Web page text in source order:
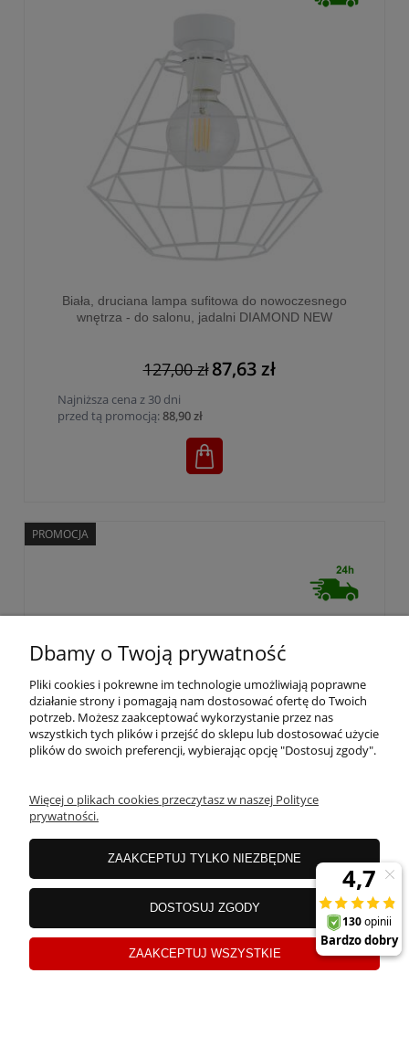
Biała, druciana lampa sufitowa do nowoczesnego
wnętrza - do salonu, jadalni DIAMOND NEW
127,00 zł87,63 zł
Najniższa cena z 30 dni
przed tą promocją:88,90 zł
Biała, kwadratowa lampa sufitowa plafon 25x25cm
do kuchni, przedpokoju CERES LED 10 W - 1316
82,00 zł 57,40 zł
PROMOCJA
Dbamy o Twoją prywatność
Pliki cookies i pokrewne im technologie umożliwiają poprawne
działanie strony i pomagają nam dostosować ofertę do Twoich
potrzeb. Możesz zaakceptować wykorzystanie przez nas
wszystkich tych plików i przejść do sklepu lub dostosować użycie
plików do swoich preferencji, wybierając opcję "Dostosuj zgody".
Więcej o plikach cookies przeczytasz w naszej Polityce
prywatności.
ZAAKCEPTUJ TYLKO NIEZBĘDNE
DOSTOSUJ ZGODY
ZAAKCEPTUJ WSZYSTKIE